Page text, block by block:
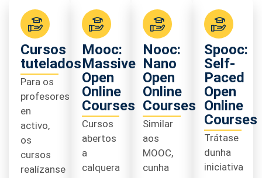
Cursos
tutelados
Para os
profesores
en
activo,
os
cursos
realízanse
Mooc:
Massive
Open
Online
Courses
Cursos
abertos
a
calquera
Nooc:
Nano
Open
Online
Courses
Similar
aos
MOOC,
cunha
Spooc:
Self-
Paced
Open
Online
Courses
Trátase
dunha
iniciativa